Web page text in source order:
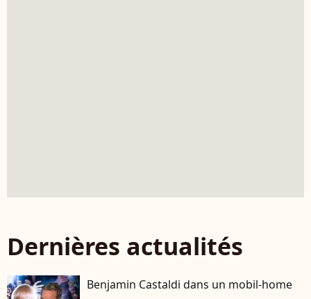
Dernières actualités
Benjamin Castaldi dans un mobil-home